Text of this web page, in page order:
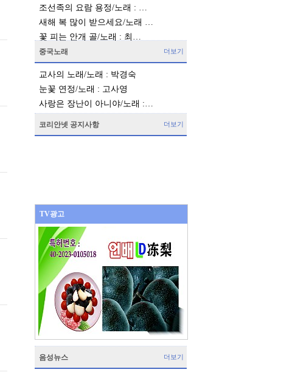
조선족의 요람 용정/노래 : …
새해 복 많이 받으세요/노래 …
꽃 피는 안개 골/노래 : 최…
중국노래
교사의 노래/노래 : 박경숙
눈꽃 연정/노래 : 고사영
사랑은 장난이 아니야/노래 :…
더보기
코리안넷 공지사항 더보기
TV광고
음성뉴스 더보기